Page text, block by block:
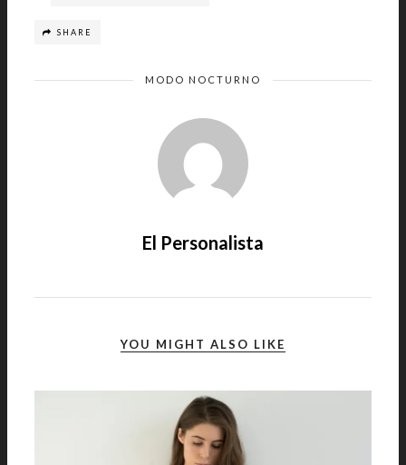
SHARE
MODO NOCTURNO
El Personalista
YOU MIGHT ALSO LIKE